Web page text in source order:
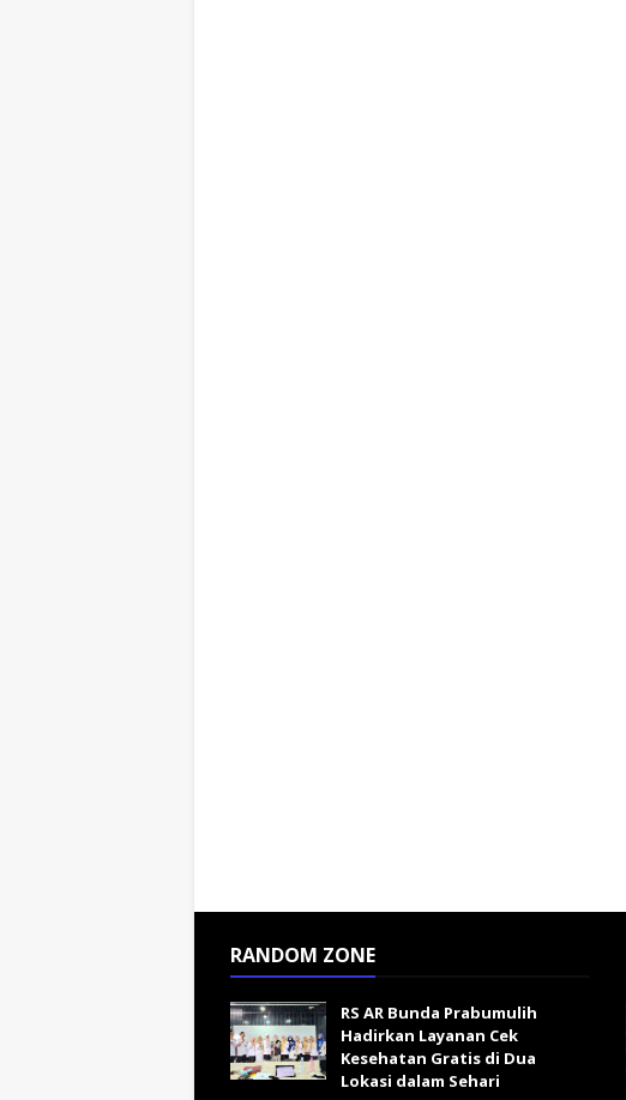
RANDOM ZONE
RS AR Bunda Prabumulih
Hadirkan Layanan Cek
Kesehatan Gratis di Dua
Lokasi dalam Sehari